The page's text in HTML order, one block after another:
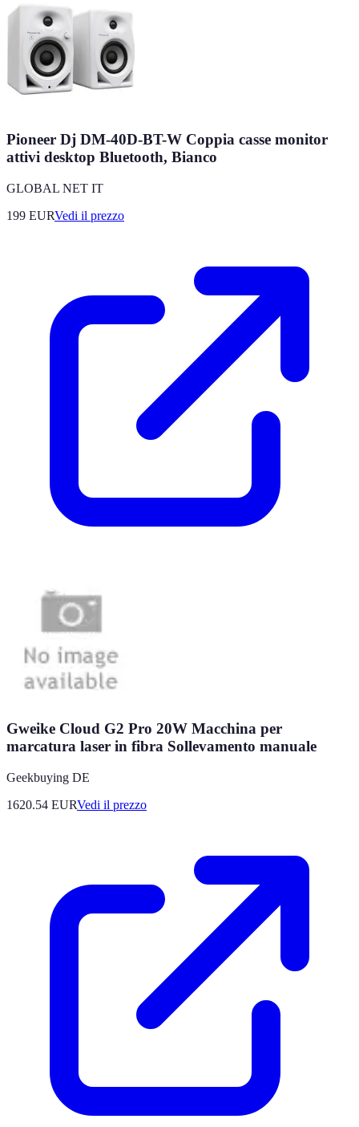
Pioneer Dj DM-40D-BT-W Coppia casse monitor
attivi desktop Bluetooth, Bianco
GLOBAL NET IT
199 EURVedi il prezzo
Gweike Cloud G2 Pro 20W Macchina per
marcatura laser in fibra Sollevamento manuale
Geekbuying DE
1620.54 EURVedi il prezzo